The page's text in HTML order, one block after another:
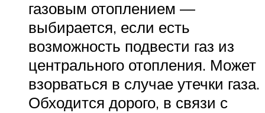
газовым отоплением —
выбирается, если есть
возможность подвести газ из
центрального отопления. Может
взорваться в случае утечки газа.
Обходится дорого, в связи с